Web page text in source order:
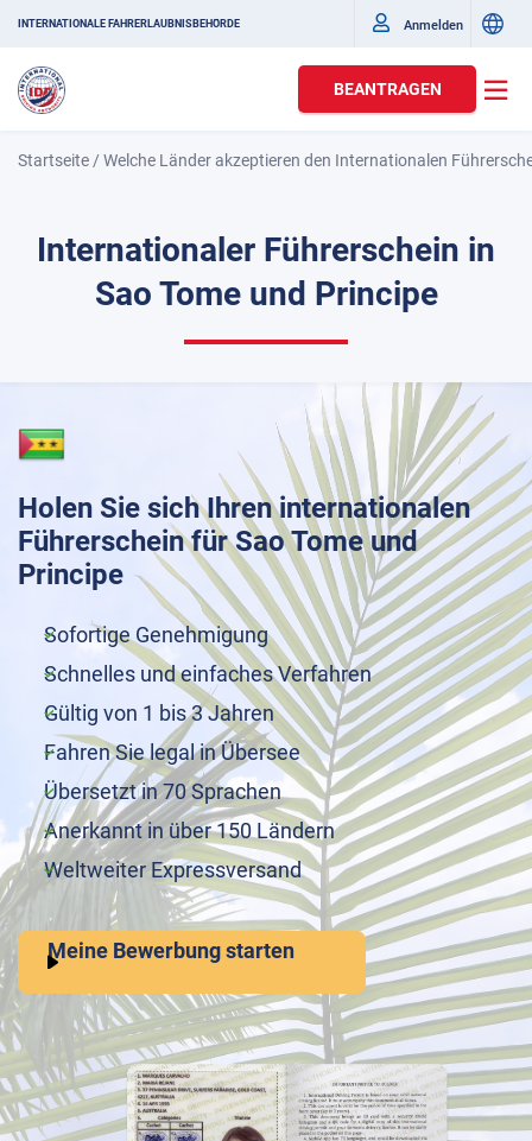
INTERNATIONALE FAHRERLAUBNISBEHÖRDE Anmelden
BEANTRAGEN
Startseite /Welche Länder akzeptieren den Internationalen
Internationaler Führerschein in
Sao Tome und Principe
Holen Sie sich Ihren internationalen
Führerschein für Sao Tome und
Principe
Sofortige Genehmigung
Schnelles und einfaches Verfahren
Gültig von 1 bis 3 Jahren
Fahren Sie legal in Übersee
Übersetzt in 70 Sprachen
Anerkannt in über 150 Ländern
Weltweiter Expressversand
Meine Bewerbung starten